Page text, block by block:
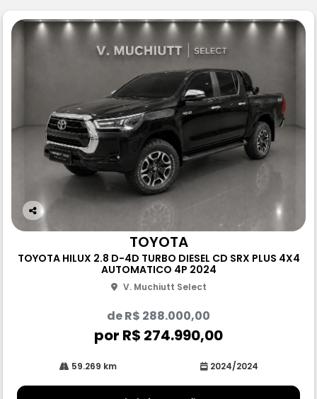
Co
rtil
TOYOTA
TOYOTA HILUX 2.8 D-4D TURBO DIESEL CD SRX PLUS 4X4
AUTOMATICO 4P 2024
V. Muchiutt Select
de R$ 288.000,00
por R$ 274.990,00
59.269 km 2024/2024